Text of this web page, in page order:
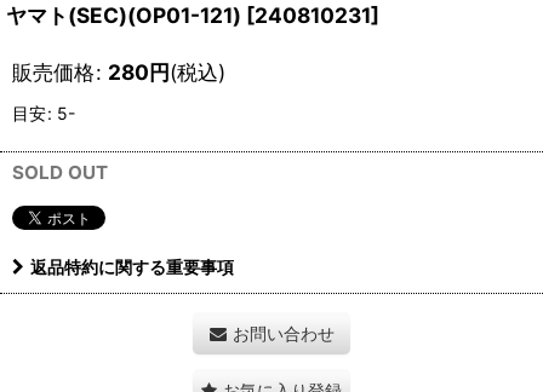
ヤマト(SEC)(OP01-121) [240810231]
販売価格: 280円(税込)
目安: 5-
SOLD OUT
返品特約に関する重要事項
お問い合わせ